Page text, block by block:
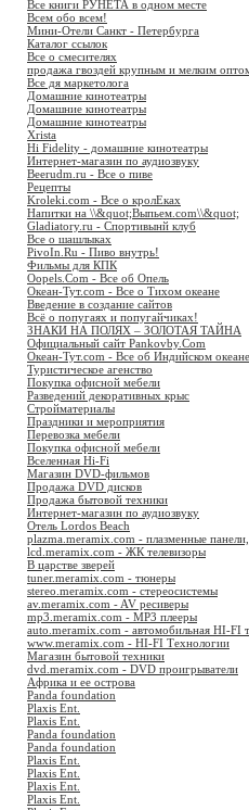
Все книги РУНЕТА в одном месте
Всем обо всем!
Мини-Отели Санкт - Петербурга
Каталог ссылок
Все о смесителях
продажа гвоздей крупным и мелким
Все дя маркетолога
Домашние кинотеатры
Домашние кинотеатры
Домашние кинотеатры
Xrista
Hi Fidelity - домашние кинотеатры
Интернет-магазин по аудиозвуку
Beerudm.ru - Все о пиве
Рецепты
Kroleki.com - Все о кролЕках
Напитки на \\&quot;Выпьем.com\\&quot;
Gladiatory.ru - Спортивынй клуб
Все о шашлыках
PivoIn.Ru - Пиво внутрь!
Фильмы для КПК
Oopels.Com - Все об Опель
Океан-Тут.com - Все о Тихом океане
Введение в создание сайтов
Всё о попугаях и попугайчиках!
ЗНАКИ НА ПОЛЯХ – ЗОЛОТАЯ ТАЙНА
Официальный сайт Pankovby.Com
Океан-Тут.com - Все об Индийском океане
Туристическое агенство
Покупка офисной мебели
Разведений декоративных крыс
Стройматериалы
Праздники и мероприятия
Перевозка мебели
Покупка офисной мебели
Вселенная Hi-Fi
Магазин DVD-фильмов
Продажа DVD дисков
Продажа бытовой техники
Интернет-магазин по аудиозвуку
Отель Lordos Beach
plazma.meramix.com - плазменные
lcd.meramix.com - ЖК телевизоры
В царстве зверей
tuner.meramix.com - тюнеры
stereo.meramix.com - стереосистемы
av.meramix.com - AV ресиверы
mp3.meramix.com - MP3 плееры
auto.meramix.com - автомобильная HI-FI
www.meramix.com - HI-FI Технологии
Магазин бытовой техники
dvd.meramix.com - DVD проигрыватели
Африка и ее острова
Panda foundation
Plaxis Ent.
Plaxis Ent.
Panda foundation
Panda foundation
Plaxis Ent.
Plaxis Ent.
Plaxis Ent.
Plaxis Ent.